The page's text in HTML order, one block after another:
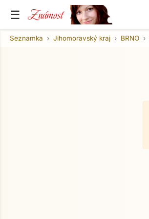
☰ Známost
Seznamka Jihomoravský kraj BRNO